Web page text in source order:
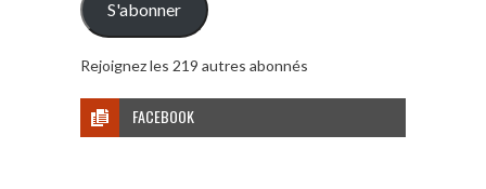
S'abonner
Rejoignez les 219 autres abonnés
FACEBOOK